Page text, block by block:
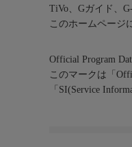
TiVo、Gガイド、
このホームページ
Official Program
このマークは「
「SI(Service